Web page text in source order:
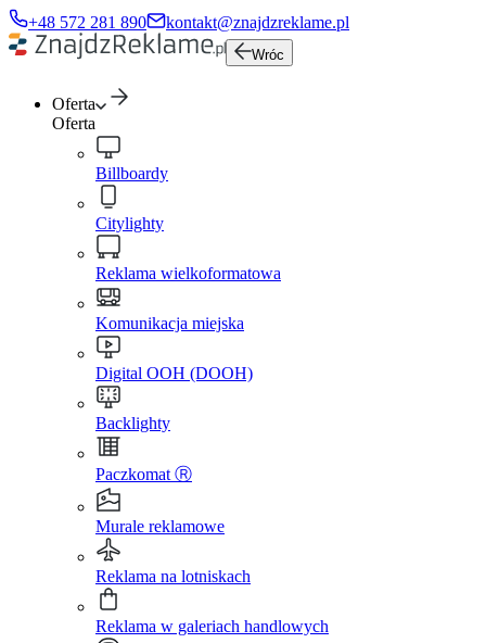
+48 572 281 890 kontakt@znajdzreklame.pl
Wróc
Oferta
Oferta
Billboardy
Citylighty
Reklama wielkoformatowa
Komunikacja miejska
Digital OOH (DOOH)
Backlighty
Paczkomat Ⓡ
Murale reklamowe
Reklama na lotniskach
Reklama w galeriach handlowych